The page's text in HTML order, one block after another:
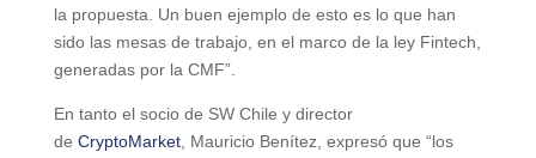
la propuesta. Un buen ejemplo de esto es lo que han
sido las mesas de trabajo, en el marco de la ley Fintech,
generadas por la CMF”.
En tanto el socio de SW Chile y director
de CryptoMarket, Mauricio Benítez, expresó que “los